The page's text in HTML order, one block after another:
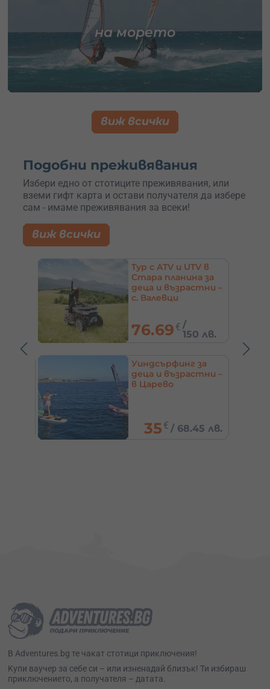
на морето
виж всички
Подобни преживявания
Избери едно от стотиците преживявания, или
вземи гифт карта и остави получателя да избере
сам - имаме преживявания за всеки!
виж всички
Tур с ATV и UTV в
Стара планина за
деца и възрастни –
с. Валевци
76.69 € /
150 лв.
Уиндсърфинг за
деца и възрастни –
в Царево
35 € /68.45 лв.
В Adventures.bg те чакат стотици приключения!
Kупи ваучер за себе си – или изненадай близък! Ти избираш
приключението, а получателя – датата.